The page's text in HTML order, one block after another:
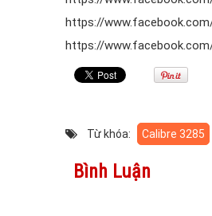
https://
https://
Từ khóa: Calibre 3285
Bình Luận